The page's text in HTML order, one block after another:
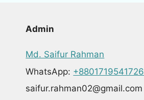
Admin
Md. Saifur Rahman
WhatsApp: +8801719541726
saifur.rahman02@gmail.com